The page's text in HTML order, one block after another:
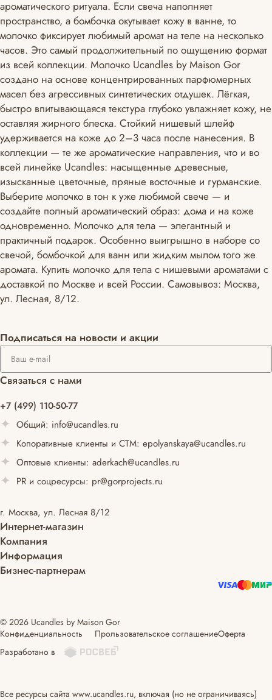
ароматического ритуала. Если свеча наполняет
пространство, а бомбочка окутывает кожу в ванне, то
молочко фиксирует любимый аромат на теле на несколько
часов. Это самый продолжительный по ощущению формат
из всей коллекции. Молочко Ucandles by Maison Gor
создано на основе концентрированных парфюмерных
масел без агрессивных синтетических отдушек. Лёгкая,
быстро впитывающаяся текстура глубоко увлажняет кожу, не
оставляя жирного блеска. Стойкий нишевый шлейф
удерживается на коже до 2–3 часа после нанесения. В
коллекции — те же ароматические направления, что и во
всей линейке Ucandles: насыщенные древесные,
изысканные цветочные, пряные восточные и гурманские.
Выберите молочко в тон к уже любимой свече — и
создайте полный ароматический образ: дома и на коже
одновременно. Молочко для тела — элегантный и
практичный подарок. Особенно выигрышно в наборе со
свечой, бомбочкой для ванн или жидким мылом того же
аромата. Купить молочко для тела с нишевыми ароматами с
доставкой по Москве и всей России. Самовывоз: Москва,
ул. Лесная, 8/12.
Подписаться на новости и акции
Связаться с нами
+7 (499) 110-50-77
Общий: info@ucandles.ru
Копоративные клиенты и СТМ: epolyanskaya@ucandles.ru
Оптовые клиенты: aderkach@ucandles.ru
PR и соцресурсы: pr@gorprojects.ru
г. Москва, ул. Лесная 8/12
Интернет-магазин
Компания
Информация
Бизнес-партнерам
© 2026 Ucandles by Maison Gor
Конфиденциальность
Прользовательское соглашениеОферта
Разработано в
Все ресурсы сайта www.ucandles.ru, включая (но не ограничиваясь)